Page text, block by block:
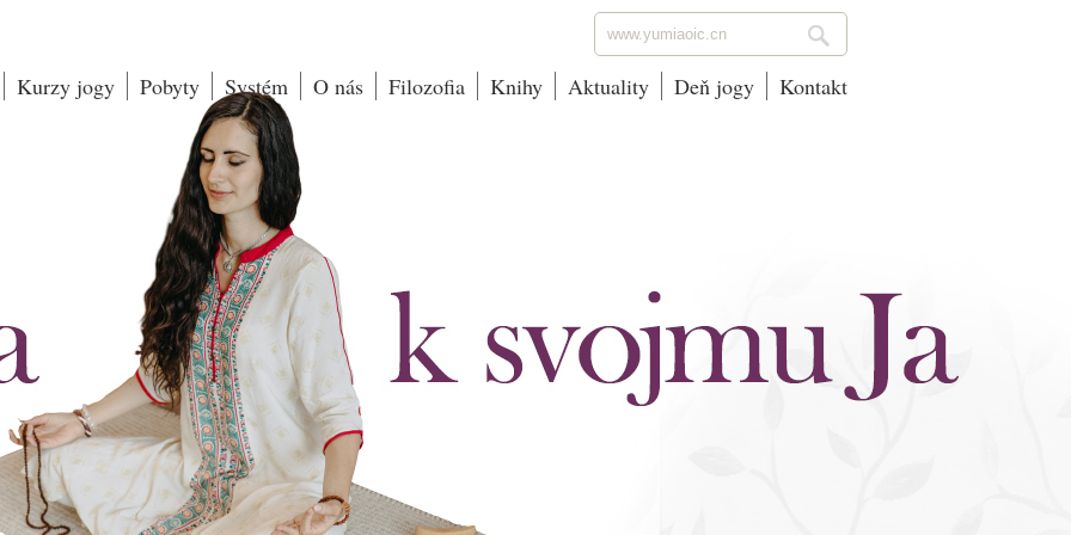
Kurzy jogy Pobyty Systém O nás Filozofia Knihy Aktuality Deň jogy Kontakt